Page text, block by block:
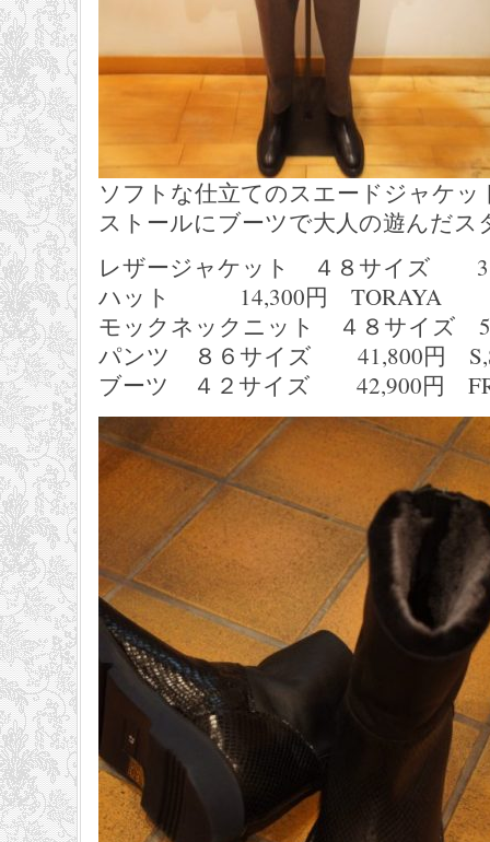
ソフトな仕立てのスエードジャケ
ストールにブーツで大人の遊んだス
レザージャケット ４８サイズ
ハット 14,300円 TORAYA
モックネックニット ４８サイズ
パンツ ８６サイズ 41,800円
ブーツ ４２サイズ 42,900円